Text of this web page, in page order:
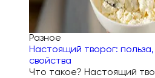
Разное
Настоящий творог:
свойства
Что такое? Настоящий